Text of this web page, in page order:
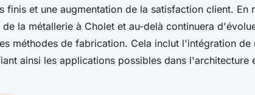
finis et une augmentation de la satisfaction client. En
de la métallerie à Cholet et au-delà continuera
méthodes de fabrication. Cela inclut l'intégration de
ainsi les applications possibles dans l'architecture